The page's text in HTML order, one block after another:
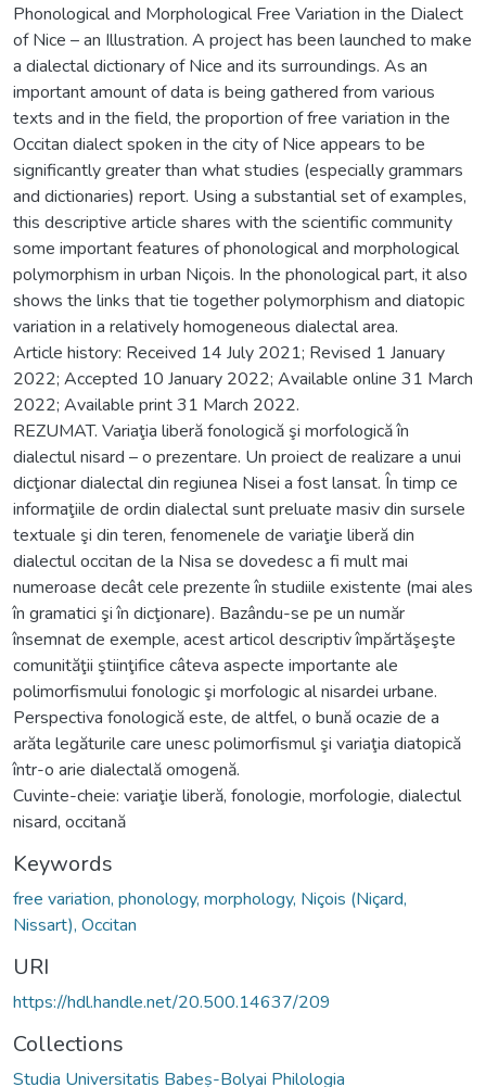
Phonological and Morphological Free Variation in the Dialect
of Nice – an Illustration. A project has been launched to make
a dialectal dictionary of Nice and its surroundings. As an
important amount of data is being gathered from various
texts and in the field, the proportion of free variation in the
Occitan dialect spoken in the city of Nice appears to be
significantly greater than what studies (especially grammars
and dictionaries) report. Using a substantial set of examples,
this descriptive article shares with the scientific community
some important features of phonological and morphological
polymorphism in urban Niçois. In the phonological part, it also
shows the links that tie together polymorphism and diatopic
variation in a relatively homogeneous dialectal area.
Article history: Received 14 July 2021; Revised 1 January
2022; Accepted 10 January 2022; Available online 31 March
2022; Available print 31 March 2022.
REZUMAT. Variaţia liberă fonologică şi morfologică în
dialectul nisard – o prezentare. Un proiect de realizare a unui
dicţionar dialectal din regiunea Nisei a fost lansat. În timp ce
informaţiile de ordin dialectal sunt preluate masiv din sursele
textuale şi din teren, fenomenele de variaţie liberă din
dialectul occitan de la Nisa se dovedesc a fi mult mai
numeroase decât cele prezente în studiile existente (mai ales
în gramatici şi în dicţionare). Bazându-se pe un număr
însemnat de exemple, acest articol descriptiv împărtăşeşte
comunităţii ştiinţifice câteva aspecte importante ale
polimorfismului fonologic şi morfologic al nisardei urbane.
Perspectiva fonologică este, de altfel, o bună ocazie de a
arăta legăturile care unesc polimorfismul şi variaţia diatopică
într-o arie dialectală omogenă.
Cuvinte-cheie: variaţie liberă, fonologie, morfologie, dialectul
nisard, occitană
Keywords
free variation, phonology, morphology, Niçois (Niçard,
Nissart), Occitan
URI
https://hdl.handle.net/20.500.14637/209
Collections
Studia Universitatis Babeș-Bolyai Philologia